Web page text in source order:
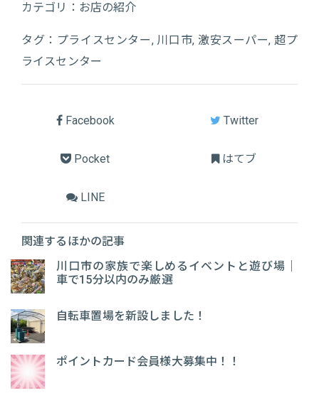
カテゴリ： お店の紹介
タグ： プライスセンター, 川口市, 激安スーパー,超プ
ライスセンター
Facebook Twitter
Pocket はてブ
LINE
関連するほかの記事
川口市の家族で楽しめるイベントと遊び場｜
車で15分以内のみ厳選
自転車置場を新設しました！
ポイントカード会員様大募集中！！